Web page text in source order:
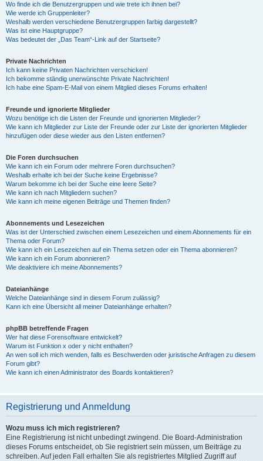
Wo finde ich die Benutzergruppen und wie trete ich ihnen bei?
Wie werde ich Gruppenleiter?
Weshalb werden verschiedene Benutzergruppen farbig dargestellt?
Was ist eine Hauptgruppe?
Was bedeutet der „Das Team“-Link auf der Startseite?
Private Nachrichten
Ich kann keine Privaten Nachrichten verschicken!
Ich bekomme ständig unerwünschte Private Nachrichten!
Ich habe eine Spam-E-Mail von einem Mitglied dieses Forums erhalten!
Freunde und ignorierte Mitglieder
Wozu benötige ich die Listen der Freunde und ignorierten Mitglieder?
Wie kann ich Mitglieder zur Liste der Freunde oder zur Liste der ignorierten Mitglieder
hinzufügen oder diese wieder aus den Listen entfernen?
Die Foren durchsuchen
Wie kann ich ein Forum oder mehrere Foren durchsuchen?
Weshalb erhalte ich bei der Suche keine Ergebnisse?
Warum bekomme ich bei der Suche eine leere Seite?
Wie kann ich nach Mitgliedern suchen?
Wie kann ich meine eigenen Beiträge und Themen finden?
Abonnements und Lesezeichen
Was ist der Unterschied zwischen einem Lesezeichen und einem Abonnements für ein
Thema oder Forum?
Wie kann ich ein Lesezeichen auf ein Thema setzen oder ein Thema abonnieren?
Wie kann ich ein Forum abonnieren?
Wie deaktiviere ich meine Abonnements?
Dateianhänge
Welche Dateianhänge sind in diesem Forum zulässig?
Kann ich eine Übersicht all meiner Dateianhänge erhalten?
phpBB betreffende Fragen
Wer hat diese Forensoftware entwickelt?
Warum ist Funktion x oder y nicht enthalten?
An wen soll ich mich wenden, falls es Beschwerden oder juristische Anfragen zu diesem
Forum gibt?
Wie kann ich einen Administrator des Boards kontaktieren?
Registrierung und Anmeldung
Wozu muss ich mich registrieren?
Eine Registrierung ist nicht unbedingt zwingend. Die Board-Administration
dieses Forums entscheidet, ob Sie registriert sein müssen, um Beiträge zu
schreiben. Auf jeden Fall erhalten Sie als registriertes Mitglied Zugriff auf